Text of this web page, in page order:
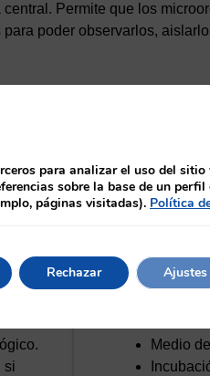
Permite que los
poder observarlos,
en todas partes: piel,
técnico debe diferenciar
que llegan por
si
Qué puede
Muestra
Medio
para analizar el uso del
sobre la base de un
páginas visitadas). Política
Rechazar Ajustes